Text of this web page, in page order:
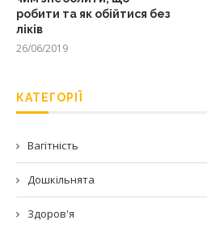
робити та як обійтися без
ліків
26/06/2019
КАТЕГОРІЇ
Вагітність
Дошкільнята
Здоров'я